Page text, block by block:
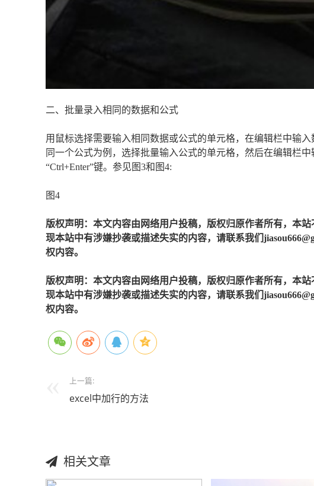
二、批量录入相同的数据和公式
用鼠标选择需要输入相同数据或公式的单元格，在编辑栏中输
同一个公式为例，选择批量输入公式的单元格，然后在编辑栏
“Ctrl+Enter”键。参见图3和图4:
图4
版权声明：本文内容由网络用户投稿，版权归原作者所有，本
现本站中有涉嫌抄袭或描述失实的内容，请联系我们
权内容。
版权声明：本文内容由网络用户投稿，版权归原作者所有，本
现本站中有涉嫌抄袭或描述失实的内容，请联系我们
权内容。
上一篇:
excel中加行的方法
相关文章